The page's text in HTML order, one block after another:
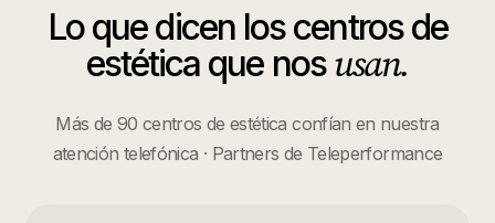
Lo que dicen loscentros de
estética que nosusan.
Más de 90 centros de estética confían en nuestra
atención telefónica · Partners de Teleperformance